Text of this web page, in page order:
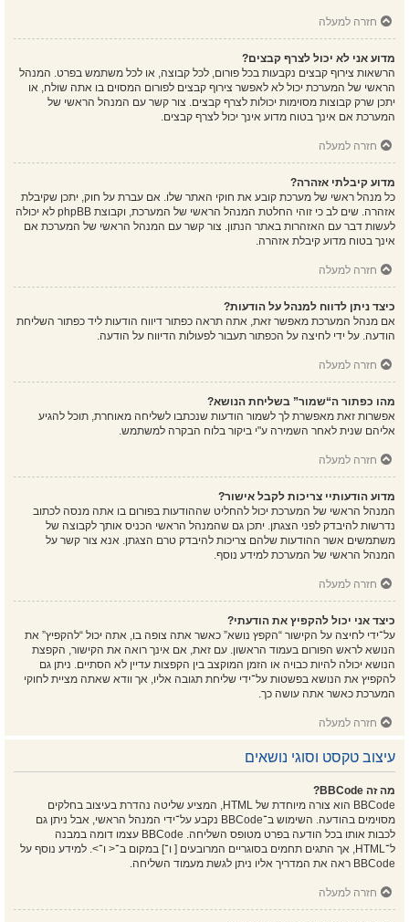
חזרה למעלה
מדוע אני לא יכול לצרף קבצים?
הרשאות צירוף קבצים נקבעות בכל פורום, לכל קבוצה, או לכל משתמש בפרט. המנהל
הראשי של המערכת יכול לא לאפשר צירוף קבצים לפורום המסוים בו אתה שולח, או
יתכן שרק קבוצות מסוימות יכולות לצרף קבצים. צור קשר עם המנהל הראשי של
המערכת אם אינך בטוח מדוע אינך יכול לצרף קבצים.
חזרה למעלה
מדוע קיבלתי אזהרה?
כל מנהל ראשי של מערכת קובע את חוקי האתר שלו. אם עברת על חוק, יתכן שקיבלת
אזהרה. שים לב כי זוהי החלטת המנהל הראשי של המערכת, וקבוצת phpBB לא יכולה
לעשות דבר עם האזהרות באתר הנתון. צור קשר עם המנהל הראשי של המערכת אם
אינך בטוח מדוע קיבלת אזהרה.
חזרה למעלה
כיצד ניתן לדווח למנהל על הודעות?
אם מנהל המערכת מאפשר זאת, אתה תראה כפתור דיווח הודעות ליד כפתור השליחת
הודעה. על ידי לחיצה על הכפתור תעבור לפעולות הדיווח על הודעה.
חזרה למעלה
מהו כפתור ה“שמור” בשליחת הנושא?
אפשרות זאת מאפשרת לך לשמור הודעות שנכתבו לשליחה מאוחרת, תוכל להגיע
אליהם שנית לאחר השמירה ע"י ביקור בלוח הבקרה למשתמש.
חזרה למעלה
מדוע הודעותיי צריכות לקבל אישור?
המנהל הראשי של המערכת יכול להחליט שההודעות בפורום בו אתה מנסה לכתוב
נדרשות להיבדק לפני הצגתן. יתכן גם שהמנהל הראשי הכניס אותך לקבוצה של
משתמשים אשר ההודעות שלהם צריכות להיבדק טרם הצגתן. אנא צור קשר על
המנהל הראשי של המערכת למידע נוסף.
חזרה למעלה
כיצד אני יכול להקפיץ את הודעתי?
על־ידי לחיצה על הקישור “הקפץ נושא” כאשר אתה צופה בו, אתה יכול “להקפיץ” את
הנושא לראש הפורום בעמוד הראשון. עם זאת, אם אינך רואה את הקישור, הקפצת
הנושא יכולה להיות כבויה או הזמן המוקצב בין הקפצות עדיין לא הסתיים. ניתן גם
להקפיץ את הנושא בפשטות על־ידי שליחת תגובה אליו, אך וודא שאתה מציית לחוקי
המערכת כאשר אתה עושה כך.
חזרה למעלה
עיצוב טקסט וסוגי נושאים
מה זה BBCode?
BBCode הוא צורה מיוחדת של HTML, המציע שליטה נהדרת בעיצוב בחלקים
מסוימים בהודעה. השימוש ב־BBCode נקבע על־ידי המנהל הראשי, אבל ניתן גם
לכבות אותו בכל הודעה בפרט מטופס השליחה. BBCode עצמו דומה במבנה
ל־HTML, אך התגים תחמים בסוגריים המרובעים [ ו־] במקום ב־< ו־>. למידע נוסף על
BBCode ראה את המדריך אליו ניתן לגשת מעמוד השליחה.
חזרה למעלה